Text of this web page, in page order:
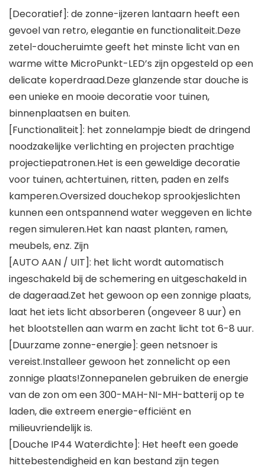
[Decoratief]: de zonne-ijzeren lantaarn heeft een
gevoel van retro, elegantie en functionaliteit.Deze
zetel-doucheruimte geeft het minste licht van en
warme witte MicroPunkt-LED’s zijn opgesteld op een
delicate koperdraad.Deze glanzende star douche is
een unieke en mooie decoratie voor tuinen,
binnenplaatsen en buiten.
[Functionaliteit]: het zonnelampje biedt de dringend
noodzakelijke verlichting en projecten prachtige
projectiepatronen.Het is een geweldige decoratie
voor tuinen, achtertuinen, ritten, paden en zelfs
kamperen.Oversized douchekop sprookjeslichten
kunnen een ontspannend water weggeven en lichte
regen simuleren.Het kan naast planten, ramen,
meubels, enz. Zijn
[AUTO AAN / UIT]: het licht wordt automatisch
ingeschakeld bij de schemering en uitgeschakeld in
de dageraad.Zet het gewoon op een zonnige plaats,
laat het iets licht absorberen (ongeveer 8 uur) en
het blootstellen aan warm en zacht licht tot 6-8 uur.
[Duurzame zonne-energie]: geen netsnoer is
vereist.Installeer gewoon het zonnelicht op een
zonnige plaats!Zonnepanelen gebruiken de energie
van de zon om een ​​300-MAH-NI-MH-batterij op te
laden, die extreem energie-efficiënt en
milieuvriendelijk is.
[Douche IP44 Waterdichte]: Het heeft een goede
hittebestendigheid en kan bestand zijn tegen